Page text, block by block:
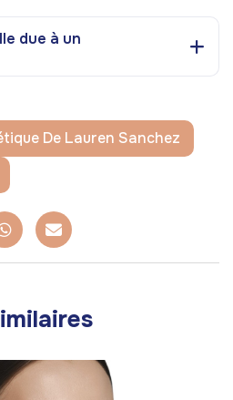
due à un
De Lauren Sanchez